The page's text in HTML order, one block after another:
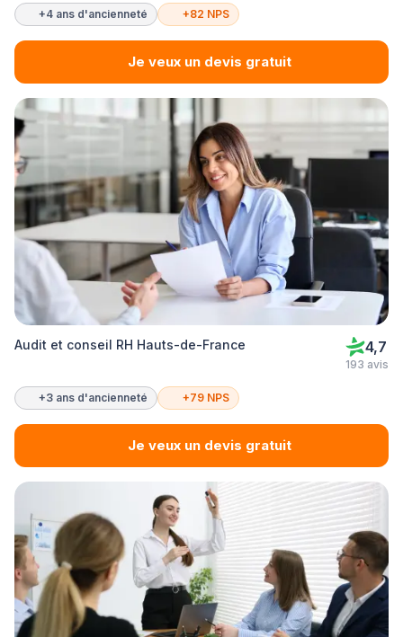
+4 ans d'ancienneté +82 NPS
Je veux un devis gratuit
Audit et conseil RH Hauts-de-France 4,7
193 avis
+3 ans d'ancienneté +79 NPS
Je veux un devis gratuit